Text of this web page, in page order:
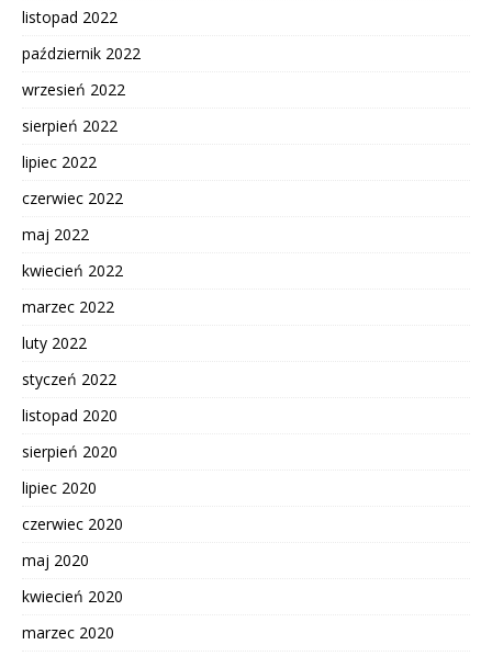
listopad 2022
październik 2022
wrzesień 2022
sierpień 2022
lipiec 2022
czerwiec 2022
maj 2022
kwiecień 2022
marzec 2022
luty 2022
styczeń 2022
listopad 2020
sierpień 2020
lipiec 2020
czerwiec 2020
maj 2020
kwiecień 2020
marzec 2020